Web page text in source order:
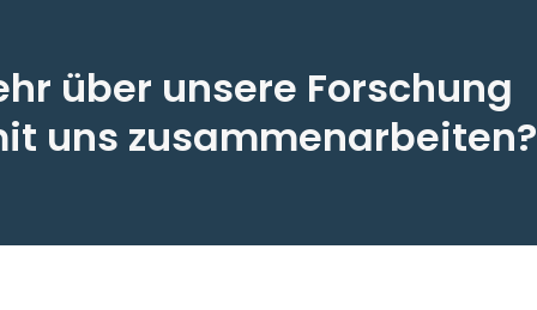
über unsere Forschung
uns zusammenarbeiten?